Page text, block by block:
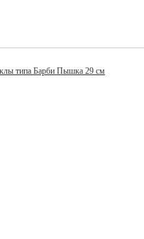
типа Барби Пышка 29 см